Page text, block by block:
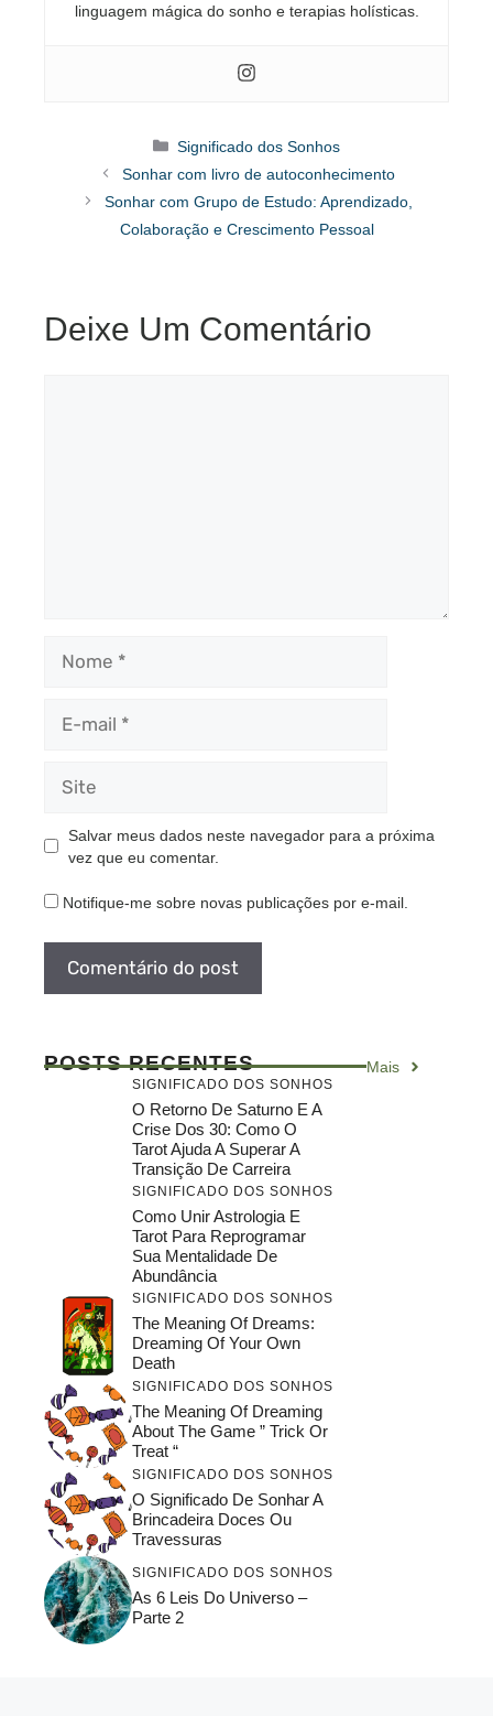
linguagem mágica do sonho e terapias holísticas.
Categorias
Significado dos Sonhos
Sonhar com livro de autoconhecimento
Sonhar com Grupo de Estudo: Aprendizado,
Colaboração e Crescimento Pessoal
Deixe Um Comentário
mail
Salvar meus dados neste navegador para a próxima
vez que eu comentar.
Notifique-me sobre novas publicações por e-mail.
POSTS RECENTES Mais
SIGNIFICADO DOS SONHOS
O Retorno De Saturno E A
Crise Dos 30: Como O
Tarot Ajuda A Superar A
Transição De Carreira
SIGNIFICADO DOS SONHOS
Como Unir Astrologia E
Tarot Para Reprogramar
Sua Mentalidade De
Abundância
SIGNIFICADO DOS SONHOS
The Meaning Of Dreams:
Dreaming Of Your Own
Death
SIGNIFICADO DOS SONHOS
The Meaning Of Dreaming
About The Game ” Trick Or
Treat “
SIGNIFICADO DOS SONHOS
O Significado De Sonhar A
Brincadeira Doces Ou
Travessuras
SIGNIFICADO DOS SONHOS
As 6 Leis Do Universo –
Parte 2